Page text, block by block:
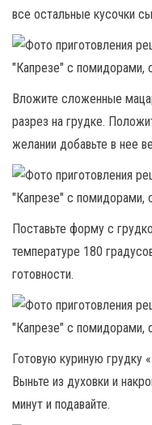
все остальные кусочки
Вложите сложенные
разрез на грудке.
желании добавьте в нее
Поставьте форму с
температуре 180
готовности.
Готовую куриную грудку
Выньте из духовки и
минут и подавайте.